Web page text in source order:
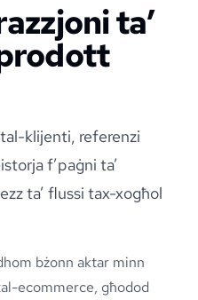
ta’
klijenti, referenzi
f’paġni ta’
ta’ flussi tax-xogħol
bżonn aktar minn
ecommerce, għodod